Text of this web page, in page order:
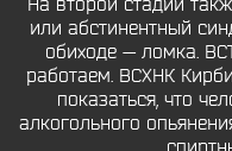
На второй стадии
или абстинентный
обиходе — ломка.
работаем. ВСХНК
показаться, что
алкогольного